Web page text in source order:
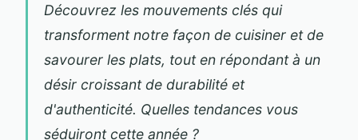
Découvrez les mouvements clés qui
transforment notre façon de cuisiner et de
savourer les plats, tout en répondant à un
désir croissant de durabilité et
d'authenticité. Quelles tendances vous
séduiront cette année ?